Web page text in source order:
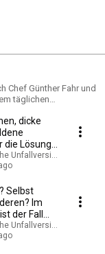
Chef Günther Fahr und
täglichen
dicke
Lösung.
Unfallversicherung
Selbst
Im
der Fall
Unfallversicherung